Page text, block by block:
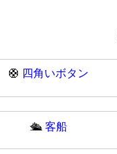
🛟 四角いボタン
🛳客船